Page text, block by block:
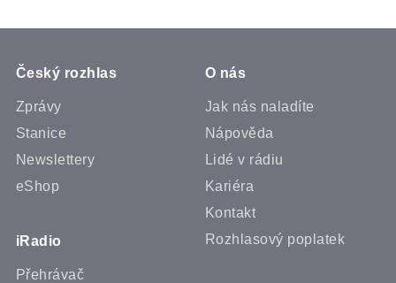
Český rozhlas
Zprávy
Stanice
Newslettery
eShop
iRadio
Přehrávač
O nás
Jak nás naladíte
Nápověda
Lidé v rádiu
Kariéra
Kontakt
Rozhlasový poplatek